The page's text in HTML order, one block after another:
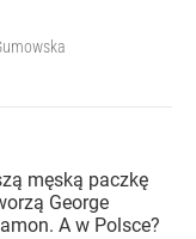
męską paczkę
George
A w Polsce?